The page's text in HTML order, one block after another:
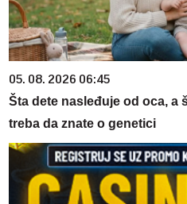
05. 08. 2026 06:45
Šta dete nasleđuje od oca, a
treba da znate o genetici